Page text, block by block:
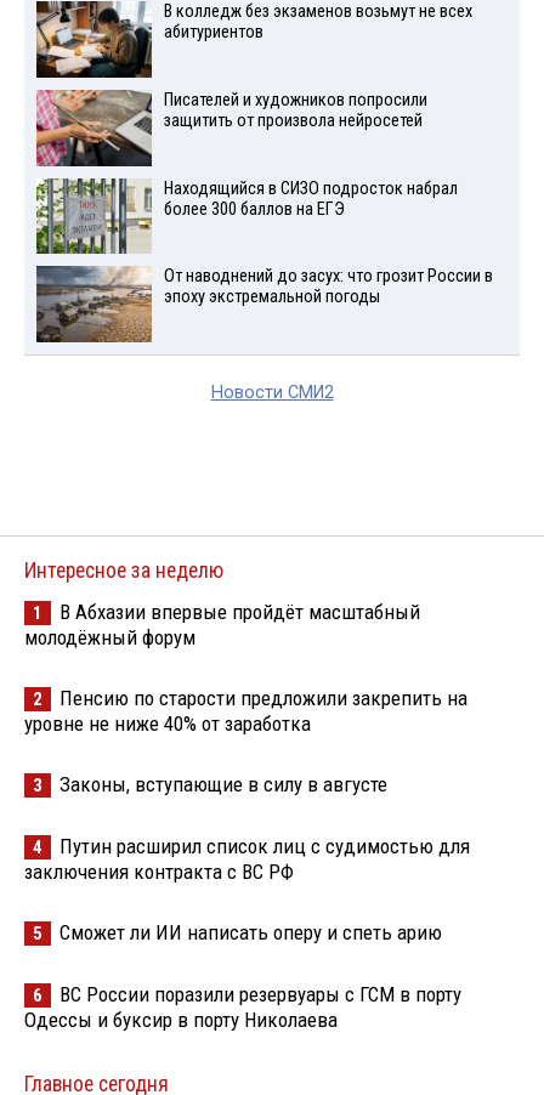
В колледж без экзаменов возьмут не всех
абитуриентов
Писателей и художников попросили
защитить от произвола нейросетей
Находящийся в СИЗО подросток набрал
более 300 баллов на ЕГЭ
От наводнений до засух: что грозит России в
эпоху экстремальной погоды
Новости СМИ2
Интересное за неделю
1
В Абхазии впервые пройдёт масштабный
молодёжный форум
2
Пенсию по старости предложили закрепить на
уровне не ниже 40% от заработка
3 Законы, вступающие в силу в августе
4
Путин расширил список лиц с судимостью для
заключения контракта с ВС РФ
5 Сможет ли ИИ написать оперу и спеть арию
6
ВС России поразили резервуары с ГСМ в порту
Одессы и буксир в порту Николаева
Главное сегодня